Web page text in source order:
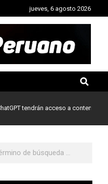
jueves, 6 agosto 2026
acceso a contenidos de